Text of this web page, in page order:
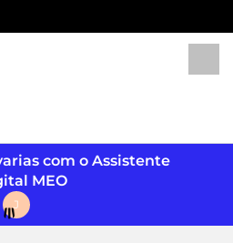
com o Assistente
MEO
J